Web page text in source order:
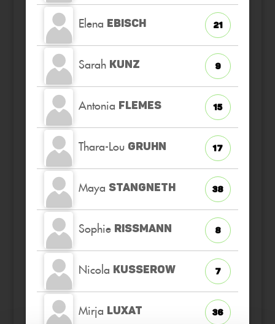
Elena EBISCH 21
Sarah KUNZ 9
Antonia FLEMES 15
Thara-Lou GRUHN 17
Maya STANGNETH 38
Sophie RISSMANN 8
Nicola KUSSEROW 7
Mirja LUXAT 36